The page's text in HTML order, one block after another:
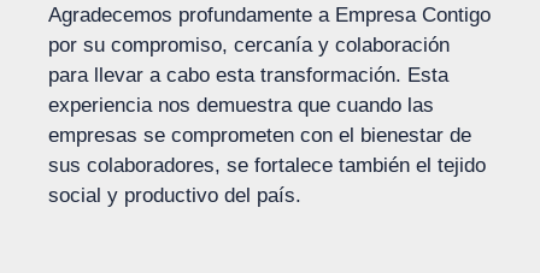
Agradecemos profundamente a Empresa Contigo
por su compromiso, cercanía y colaboración
para llevar a cabo esta transformación. Esta
experiencia nos demuestra que cuando las
empresas se comprometen con el bienestar de
sus colaboradores, se fortalece también el tejido
social y productivo del país.